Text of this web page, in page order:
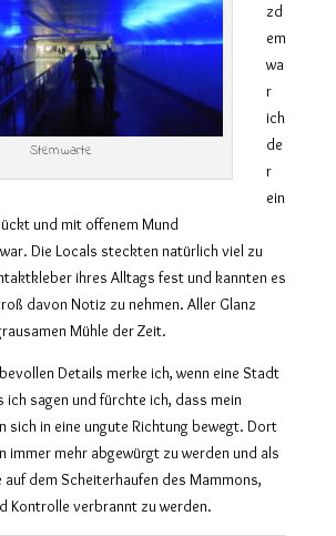
Sternwarte
zd
em
wa
r
ich
de
r
ein
und mit offenem Mund
Die Locals steckten natürlich viel zu
ihres Alltags fest und kannten es
davon Notiz zu nehmen. Aller Glanz
Mühle der Zeit.
Details merke ich, wenn eine Stadt
ich sagen und fürchte ich, dass mein
sich in eine ungute Richtung bewegt. Dort
immer mehr abgewürgt zu werden und als
auf dem Scheiterhaufen des Mammons,
Kontrolle verbrannt zu werden.